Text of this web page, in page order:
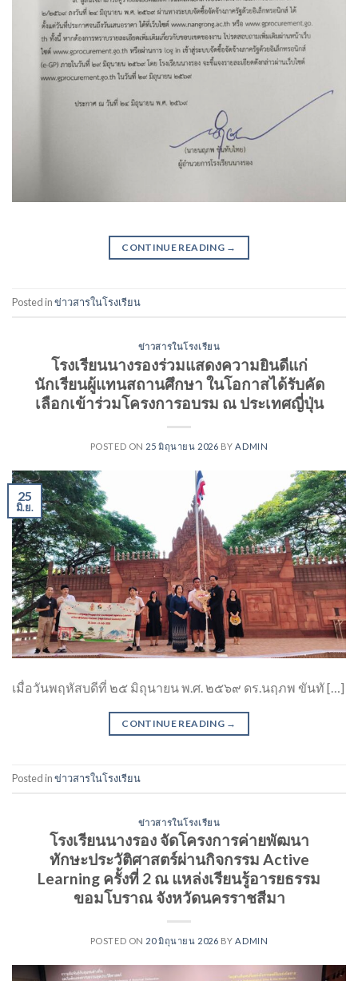
CONTINUE READING →
Posted inข่าวสารในโรงเรียน
ข่าวสารในโรงเรียน
โรงเรียนนางรองร่วมแสดงความยินดีแก่
นักเรียนผู้แทนสถานศึกษา ในโอกาสได้รับคัด
เลือกเข้าร่วมโครงการอบรม ณ ประเทศญี่ปุ่น
POSTED ON 25 มิถุนายน 2026 BY ADMIN
25
มิ.ย.
เมื่อวันพฤหัสบดีที่ ๒๕ มิถุนายน พ.ศ. ๒๕๖๙ ดร.นฤภพ ขันทั […]
CONTINUE READING →
Posted inข่าวสารในโรงเรียน
ข่าวสารในโรงเรียน
โรงเรียนนางรอง จัดโครงการค่ายพัฒนา
ทักษะประวัติศาสตร์ผ่านกิจกรรม Active
Learning ครั้งที่ 2 ณ แหล่งเรียนรู้อารยธรรม
ขอมโบราณ จังหวัดนครราชสีมา
POSTED ON 20 มิถุนายน 2026 BYADMIN